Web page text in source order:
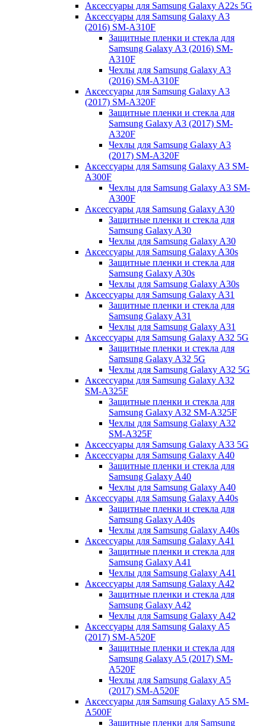
Аксессуары для Samsung Galaxy A22s 5G
Аксессуары для Samsung Galaxy A3
(2016) SM-A310F
Защитные пленки и стекла для
Samsung Galaxy A3 (2016) SM-
A310F
Чехлы для Samsung Galaxy A3
(2016) SM-A310F
Аксессуары для Samsung Galaxy A3
(2017) SM-A320F
Защитные пленки и стекла для
Samsung Galaxy A3 (2017) SM-
A320F
Чехлы для Samsung Galaxy A3
(2017) SM-A320F
Аксессуары для Samsung Galaxy A3 SM-
A300F
Чехлы для Samsung Galaxy A3 SM-
A300F
Аксессуары для Samsung Galaxy A30
Защитные пленки и стекла для
Samsung Galaxy A30
Чехлы для Samsung Galaxy A30
Аксессуары для Samsung Galaxy A30s
Защитные пленки и стекла для
Samsung Galaxy A30s
Чехлы для Samsung Galaxy A30s
Аксессуары для Samsung Galaxy A31
Защитные пленки и стекла для
Samsung Galaxy A31
Чехлы для Samsung Galaxy A31
Аксессуары для Samsung Galaxy A32 5G
Защитные пленки и стекла для
Samsung Galaxy A32 5G
Чехлы для Samsung Galaxy A32 5G
Аксессуары для Samsung Galaxy A32
SM-A325F
Защитные пленки и стекла для
Samsung Galaxy A32 SM-A325F
Чехлы для Samsung Galaxy A32
SM-A325F
Аксессуары для Samsung Galaxy A33 5G
Аксессуары для Samsung Galaxy A40
Защитные пленки и стекла для
Samsung Galaxy A40
Чехлы для Samsung Galaxy A40
Аксессуары для Samsung Galaxy A40s
Защитные пленки и стекла для
Samsung Galaxy A40s
Чехлы для Samsung Galaxy A40s
Аксессуары для Samsung Galaxy A41
Защитные пленки и стекла для
Samsung Galaxy A41
Чехлы для Samsung Galaxy A41
Аксессуары для Samsung Galaxy A42
Защитные пленки и стекла для
Samsung Galaxy A42
Чехлы для Samsung Galaxy A42
Аксессуары для Samsung Galaxy A5
(2017) SM-A520F
Защитные пленки и стекла для
Samsung Galaxy A5 (2017) SM-
A520F
Чехлы для Samsung Galaxy A5
(2017) SM-A520F
Аксессуары для Samsung Galaxy A5 SM-
A500F
Защитные пленки для Samsung